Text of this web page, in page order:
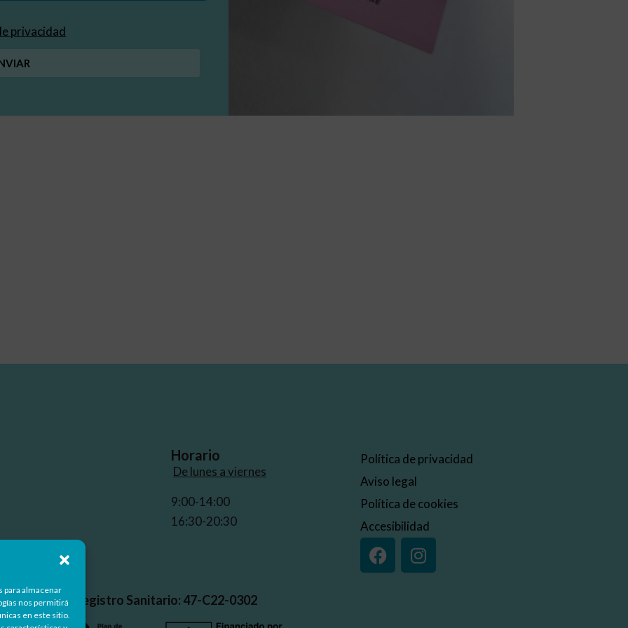
para almacenar
nos permitirá
en este sitio.
privacidad
Horario
De lunes a viernes
9:00-14:00
16:30-20:30
Política de privacidad
Aviso legal
Política de cookies
Accesibilidad
Nº Registro Sanitario: 47-C22-0302